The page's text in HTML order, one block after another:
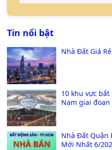
Tin nổi bật
Nhà Đất Giá
10 khu vực
Nam giai đoạn
Nhà Đất Quận
Mới Nhất 6/